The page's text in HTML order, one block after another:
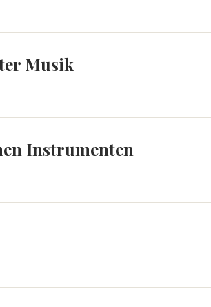
Musik
Instrumenten